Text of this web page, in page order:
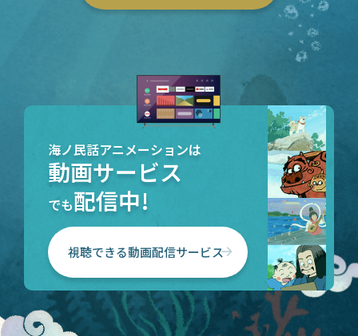
海ノ民話アニメーションは
動画サービス
でも配信中!
視聴できる動画配信サービス